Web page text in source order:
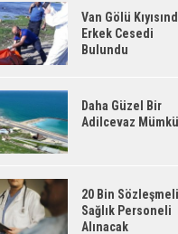
Van Gölü
Erkek Cesedi
Bulundu
Daha Güzel Bir
Adilcevaz
20 Bin Sözleşmeli
Sağlık Personeli
Alınacak